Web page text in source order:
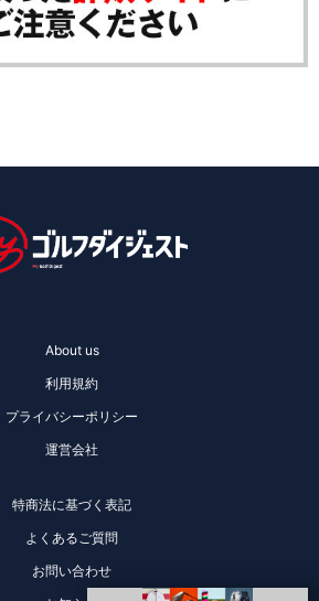
About us
利用規約
プライバシーポリシー
運営会社
特商法に基づく表記
よくあるご質問
お問い合わせ